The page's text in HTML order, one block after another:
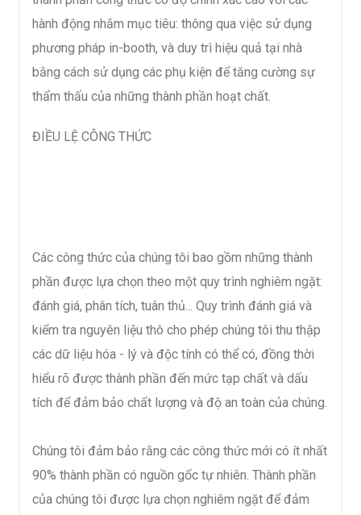
hành động nhắm mục tiêu: thông qua việc sử dụng
phương pháp in-booth, và duy trì hiệu quả tại nhà
bằng cách sử dụng các phụ kiện để tăng cường sự
thẩm thấu của những thành phần hoạt chất.
ĐIỀU LỆ CÔNG THỨC
Các công thức của chúng tôi bao gồm những thành
phần được lựa chọn theo một quy trình nghiêm ngặt:
đánh giá, phân tích, tuân thủ... Quy trình đánh giá và
kiểm tra nguyên liệu thô cho phép chúng tôi thu thập
các dữ liệu hóa - lý và độc tính có thể có, đồng thời
hiểu rõ được thành phần đến mức tạp chất và dấu
tích để đảm bảo chất lượng và độ an toàn của chúng.
Chúng tôi đảm bảo rằng các công thức mới có ít nhất
90% thành phần có nguồn gốc tự nhiên. Thành phần
của chúng tôi được lựa chọn nghiêm ngặt để đảm